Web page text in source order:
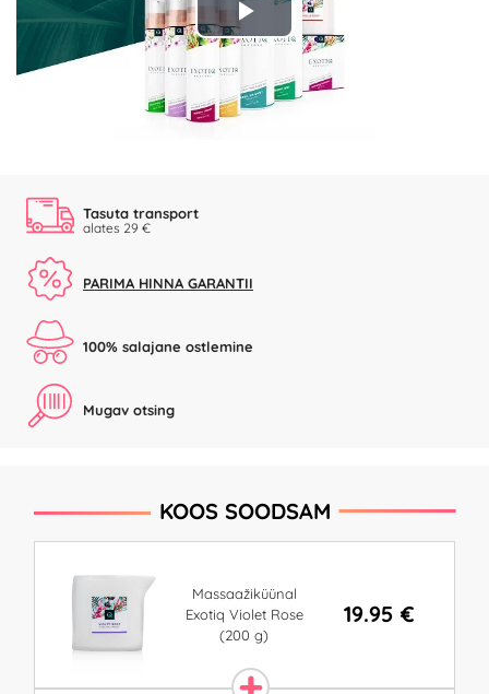
Play
Video
Tasuta transport
alates 29 €
PARIMA HINNA GARANTII
100% salajane ostlemine
Mugav otsing
KOOS SOODSAM
Massaažiküünal
Exotiq Violet Rose
(200 g)
19.95 €